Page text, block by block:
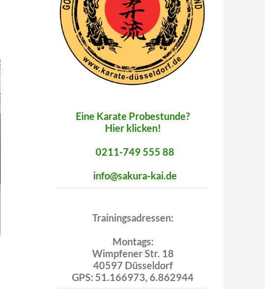
Eine Karate Probestunde?
Hier klicken!
0211-749 555 88
info@sakura-kai.de
Trainingsadressen:
Montags:
Wimpfener Str. 18
40597 Düsseldorf
GPS: 51.166973, 6.862944